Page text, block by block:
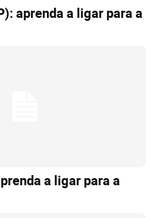
aprenda a ligar para a
a ligar para a